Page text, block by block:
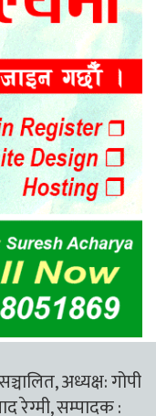
अध्यक्ष: गोपी
रेग्मी, सम्पादक :